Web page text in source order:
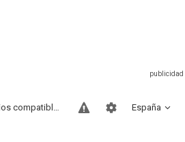
España
Sitios compatibles